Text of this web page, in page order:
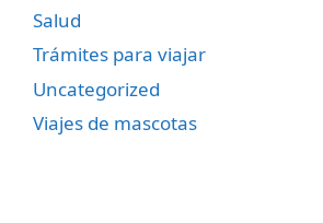
Salud
Trámites para viajar
Uncategorized
Viajes de mascotas